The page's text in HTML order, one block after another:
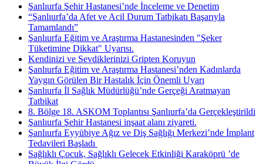
Şanlıurfa Şehir Hastanesi’nde İnceleme ve Denetim
“Şanlıurfa’da Afet ve Acil Durum Tatbikatı Başarıyla
Tamamlandı”
Şanlıurfa Eğitim ve Araştırma Hastanesinden "Şeker
Tüketimine Dikkat" Uyarısı.
Kendinizi ve Sevdiklerinizi Gripten Koruyun
Şanlıurfa Eğitim ve Araştırma Hastanesi’nden Kadınlarda
Yaygın Görülen Bir Hastalık İçin Önemli Uyarı
Şanlıurfa İl Sağlık Müdürlüğü’nde Gerçeği Aratmayan
Tatbikat
8. Bölge 18. ASKOM Toplantısı Şanlıurfa’da Gerçekleştirildi
Şanlıurfa Şehir Hastanesi inşaat alanı ziyareti.
Şanlıurfa Eyyübiye Ağız ve Diş Sağlığı Merkezi’nde İmplant
Tedavileri Başladı ​
Sağlıklı Çocuk, Sağlıklı Gelecek Etkinliği Karaköprü ’de